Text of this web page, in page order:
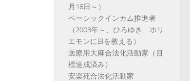
月16日～）
ベーシックインカム推進者
（2003年～、ひろゆき、ホリ
エモンにBIを教える）
医療用大麻合法化活動家（目
標達成済み）
安楽死合法化活動家